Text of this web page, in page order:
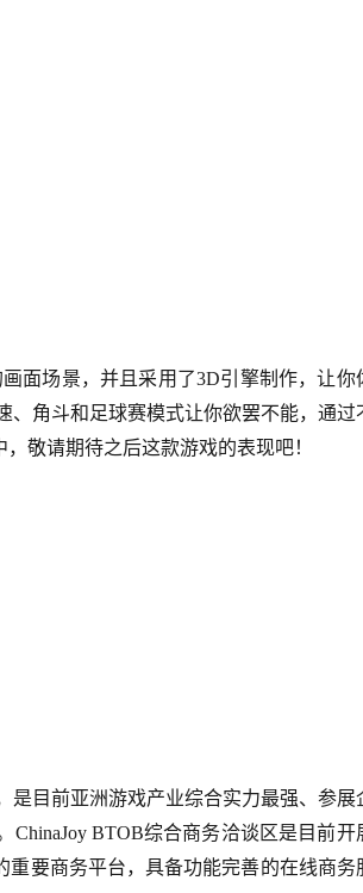
面场景，并且采用了3D引擎制作，让你
角斗和足球赛模式让你欲罢不能，通过
敬请期待之后这款游戏的表现吧！
是目前亚洲游戏产业综合实力最强、参展
BTOB综合商务洽谈区是目前开
重要商务平台，具备功能完善的在线商务